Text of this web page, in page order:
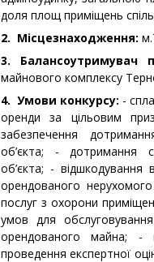
доля площ приміщень
2. Місцезнаходження:
3. Балансоутримувач
майнового комплексу
4. Умови конкурсу: -
оренди за цільовим
забезпечення
об’єкта; - дотримання
об’єкта; -
орендованого
послуг з охорони
умов для
орендованого майна; -
проведення експертної